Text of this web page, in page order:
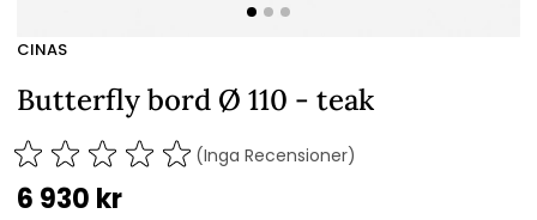
CINAS
Butterfly bord Ø 110 - teak
(Inga Recensioner)
6 930 kr